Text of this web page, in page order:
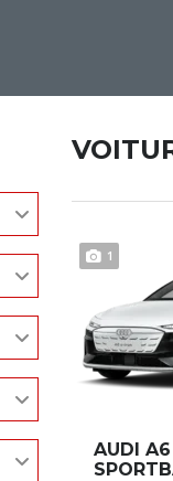
1
AUDI A6